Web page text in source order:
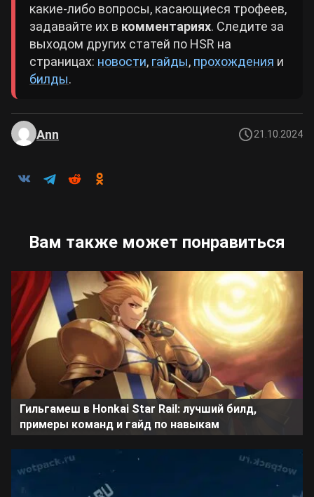
какие-либо вопросы, касающиеся трофеев,
задавайте их в комментариях. Следите за
выходом других статей по HSR на
страницах: новости, гайды, прохождения и
билды.
Ann 21.10.2024
Вам также может понравиться
Гильгамеш в Honkai Star Rail: лучший билд,
примеры команд и гайд по навыкам